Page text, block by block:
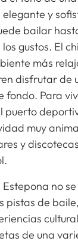
y
bailar
gustos. El
más
disfrutar de
fondo. Para
puerto
muy
y
no
pistas de
de una